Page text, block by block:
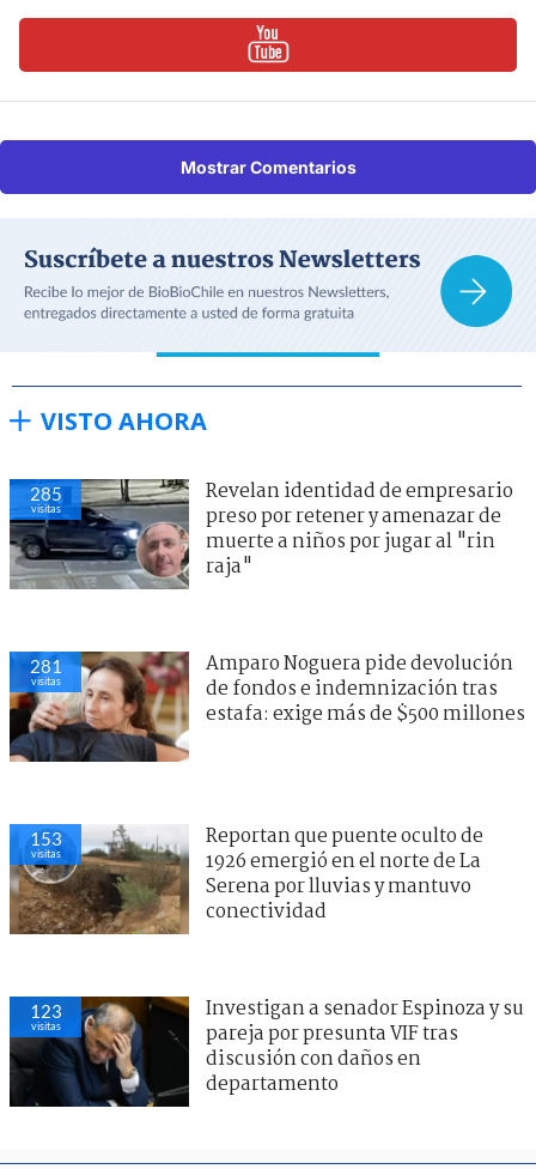
Mostrar Comentarios
VISTO AHORA
285
visitas
Revelan identidad de empresario
preso por retener y amenazar de
muerte a niños por jugar al "rin
raja"
281
visitas
Amparo Noguera pide devolución
de fondos e indemnización tras
estafa: exige más de $500 millones
153
visitas
Reportan que puente oculto de
1926 emergió en el norte de La
Serena por lluvias y mantuvo
conectividad
123
visitas
Investigan a senador Espinoza y su
pareja por presunta VIF tras
discusión con daños en
departamento